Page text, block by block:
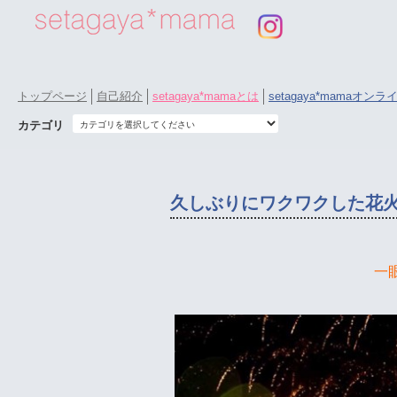
トップページ 自己紹介 setagaya*mamaとは setagaya*mamaオンラ
カテゴリ
久しぶりにワクワクした花
一